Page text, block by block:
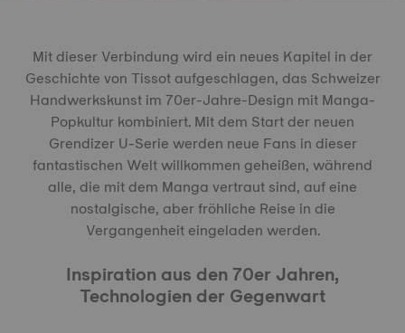
Mit dieser Verbindung wird ein neues Kapitel in der
Geschichte von Tissot aufgeschlagen, das Schweizer
Handwerkskunst im 70er-Jahre-Design mit Manga-
Popkultur kombiniert. Mit dem Start der neuen
Grendizer U-Serie werden neue Fans in dieser
fantastischen Welt willkommen geheißen, während
alle, die mit dem Manga vertraut sind, auf eine
nostalgische, aber fröhliche Reise in die
Vergangenheit eingeladen werden.
Inspiration aus den 70er Jahren,
Technologien der Gegenwart